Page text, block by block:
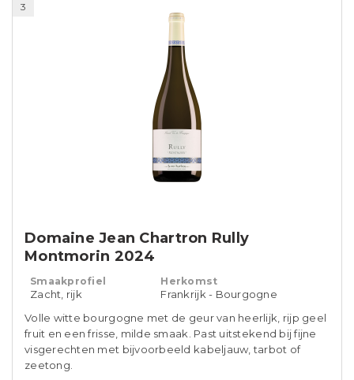
3
Domaine Jean Chartron Rully
Montmorin 2024
Smaakprofiel
Zacht, rijk
Herkomst
Frankrijk - Bourgogne
Volle witte bourgogne met de geur van heerlijk, rijp geel
fruit en een frisse, milde smaak. Past uitstekend bij fijne
visgerechten met bijvoorbeeld kabeljauw, tarbot of
zeetong.